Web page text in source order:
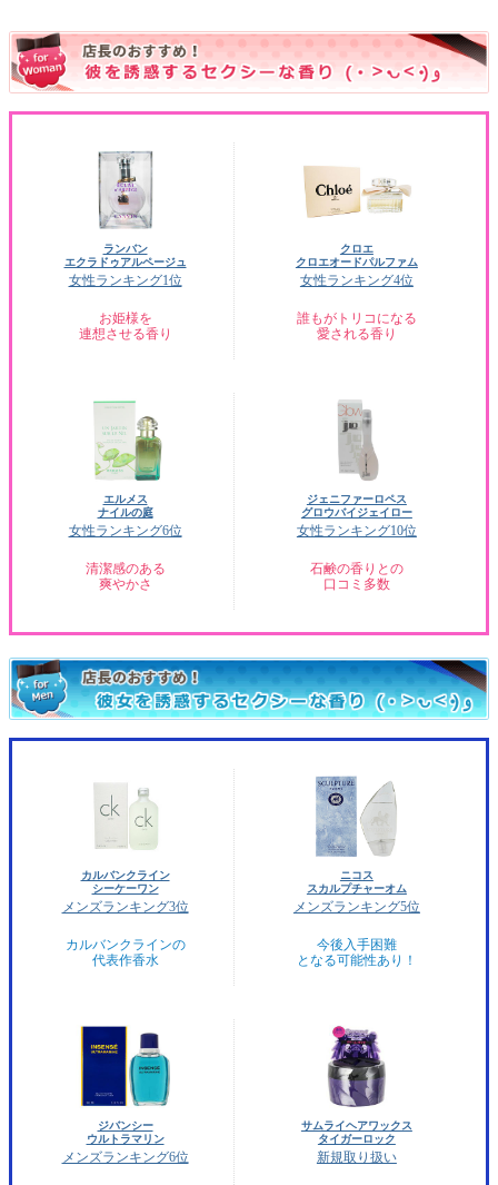
ランバン
エクラドゥアルページュ
女性ランキング1位
お姫様を
連想させる香り
クロエ
クロエオードパルファム
女性ランキング4位
誰もがトリコになる
愛される香り
エルメス
ナイルの庭
女性ランキング6位
清潔感のある
爽やかさ
ジェニファーロペス
グロウバイジェイロー
女性ランキング10位
石鹸の香りとの
口コミ多数
カルバンクライン
シーケーワン
メンズランキング3位
カルバンクラインの
代表作香水
ニコス
スカルプチャーオム
メンズランキング5位
今後入手困難
となる可能性あり！
ジバンシー
ウルトラマリン
メンズランキング6位
サムライヘアワックス
タイガーロック
新規取り扱い